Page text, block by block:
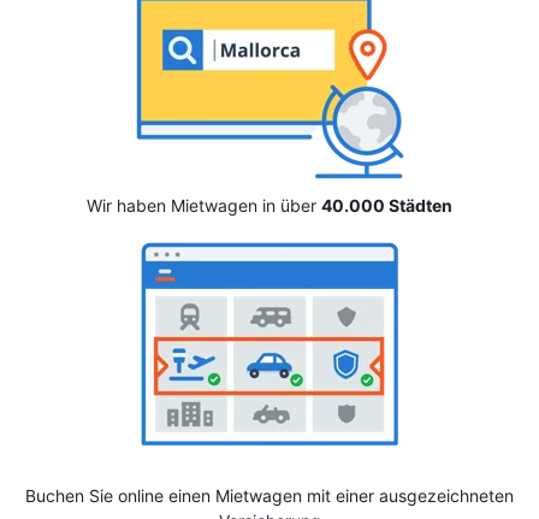
Wir haben Mietwagen in über 40.000 Städten
Buchen Sie online einen Mietwagen mit einer ausgezeichneten